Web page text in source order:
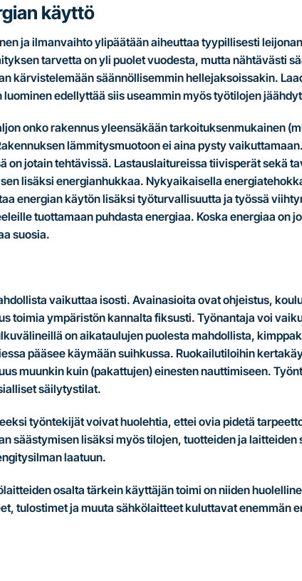
käyttö
ja ilmanvaihto ylipäätään aiheuttaa tyypillisesti
tarvetta on yli puolet vuodesta, mutta nähtävästi
kärvistelemään säännöllisemmin hellejaksoissakin.
edellyttää siis useammin myös työtilojen
onko rakennus yleensäkään tarkoituksenmukainen
lämmitysmuotoon ei aina pysty
on jotain tehtävissä. Lastauslaitureissa tiivisperät sekä
lisäksi energianhukkaa. Nykyaikaisella
energian käytön lisäksi työturvallisuutta ja työssä
tuottamaan puhdasta energiaa. Koska energiaa on
suosia.
vaikuttaa isosti. Avainasioita ovat ohjeistus,
toimia ympäristön kannalta fiksusti. Työnantaja voi
on aikataulujen puolesta mahdollista,
pääsee käymään suihkussa. Ruokailutiloihin
muunkin kuin (pakattujen) einesten nauttimiseen.
säilytystilat.
työntekijät voivat huolehtia, ettei ovia pidetä
säästymisen lisäksi myös tilojen, tuotteiden ja laitteiden
laatuun.
osalta tärkein käyttäjän toimi on niiden
tulostimet ja muuta sähkölaitteet kuluttavat enemmän